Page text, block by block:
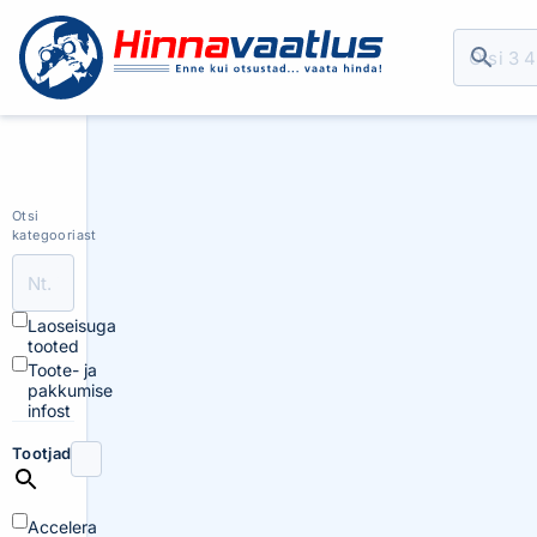
Otsi
kategooriast
Laoseisuga
tooted
Toote- ja
pakkumise
infost
Tootjad
Accelera